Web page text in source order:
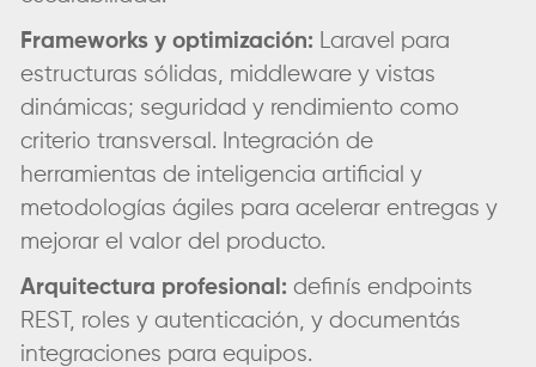
Frameworks y optimización: Laravel para
estructuras sólidas, middleware y vistas
dinámicas; seguridad y rendimiento como
criterio transversal. Integración de
herramientas de inteligencia artificial y
metodologías ágiles para acelerar entregas y
mejorar el valor del producto.
Arquitectura profesional: definís endpoints
REST, roles y autenticación, y documentás
integraciones para equipos.